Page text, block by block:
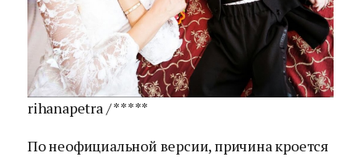
rihanapetra / *****
По неофициальной версии, причина кроется